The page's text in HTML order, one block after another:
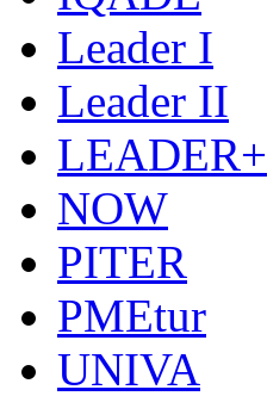
Leader I
Leader II
LEADER+
NOW
PITER
PMEtur
UNIVA